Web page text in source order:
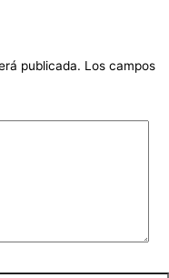
publicada. Los campos